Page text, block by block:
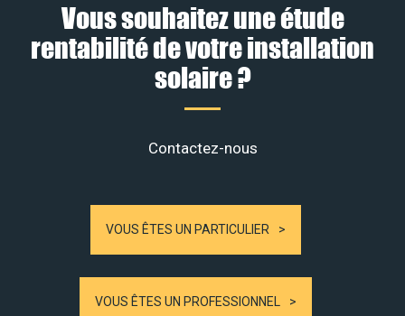
Vous souhaitez une étude
rentabilité de votre installation
solaire ?
Contactez-nous
VOUS ÊTES UN PARTICULIER
VOUS ÊTES UN PROFESSIONNEL